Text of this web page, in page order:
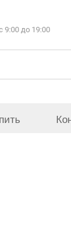
9:00 до 19:00